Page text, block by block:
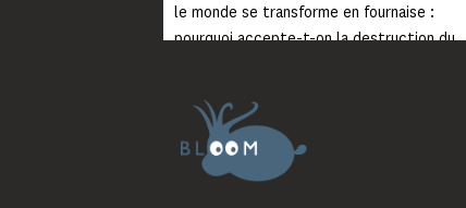
le monde se transforme en fournaise :
pourquoi accepte-t-on la destruction du
Lisez jusqu’au bout et rendez-vous sur
notre chaîne Youtube (lien en bio) pour
découvrir un film qui génèrera deux choses
importantes : des conversations